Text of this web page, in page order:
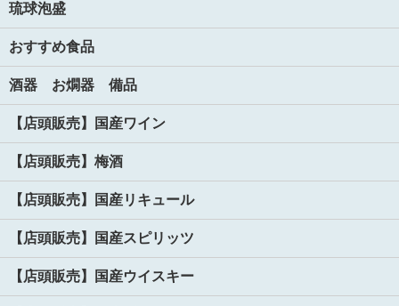
琉球泡盛
おすすめ食品
酒器 お燗器 備品
【店頭販売】国産ワイン
【店頭販売】梅酒
【店頭販売】国産リキュール
【店頭販売】国産スピリッツ
【店頭販売】国産ウイスキー